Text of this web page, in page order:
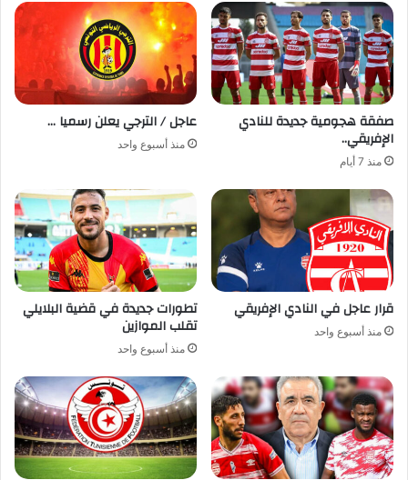
صفقة هجومية جديدة للنادي
الإفريقي..
منذ 7 أيام
عاجل / الترجي يعلن رسميا …
منذ أسبوع واحد
قرار عاجل في النادي الإفريقي
منذ أسبوع واحد
تطورات جديدة في قضية البلايلي
تقلب الموازين
منذ أسبوع واحد